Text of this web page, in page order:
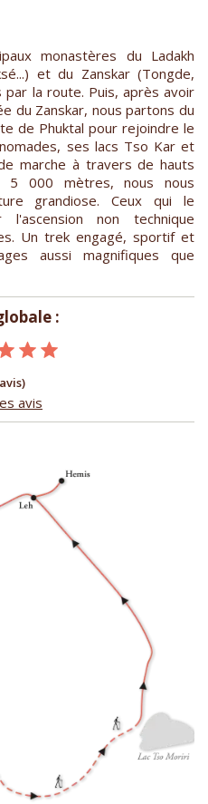
monastères du Ladakh
et du Zanskar (Tongde,
par la route. Puis, après avoir
du Zanskar, nous partons du
de Phuktal pour rejoindre le
ses lacs Tso Kar et
marche à travers de hauts
000 mètres, nous nous
grandiose. Ceux qui le
non technique
Un trek engagé, sportif et
aussi magnifiques que
:
avis